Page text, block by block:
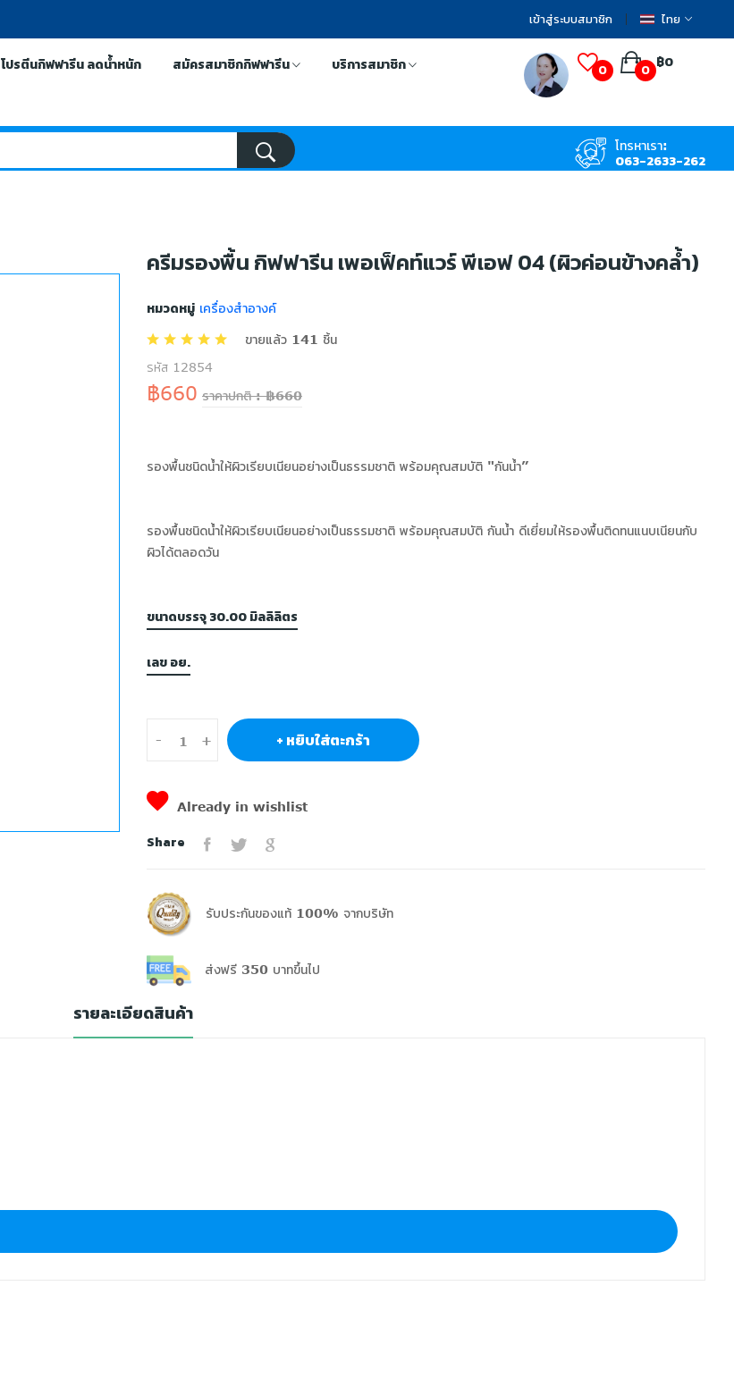
เข้าสู่ระบบสมาชิก ไทย
โปรตีนกิฟฟารีน ลดน้ำหนัก สมัครสมาชิกกิฟฟารีน บริการสมาชิก 0 ฿0
0
โทรหาเรา:
063-2633-262
ครีมรองพื้น กิฟฟารีน เพอเฟ็คท์แวร์ พีเอฟ 04 (ผิวค่อนข้างคล้ำ)
หมวดหมู่ เครื่องสำอางค์
ขายแล้ว 141 ชิ้น
รหัส 12854
฿660 ราคาปกติ : ฿660
รองพื้นชนิดนํ้าให้ผิวเรียบเนียนอย่างเป็นธรรมชาติ พร้อมคุณสมบัติ "กันนํ้า”
รองพื้นชนิดนํ้าให้ผิวเรียบเนียนอย่างเป็นธรรมชาติ พร้อมคุณสมบัติ กันนํ้า ดีเยี่ยมให้รองพื้นติดทนแนบเนียนกับ
ผิวได้ตลอดวัน
ขนาดบรรจุ 30.00 มิลลิลิตร
เลข อย.
- + + หยิบใส่ตะกร้า
Already in wishlist
Share
รับประกันของแท้ 100% จากบริษัท
ส่งฟรี 350 บาทขึ้นไป
รายละเอียดสินค้า